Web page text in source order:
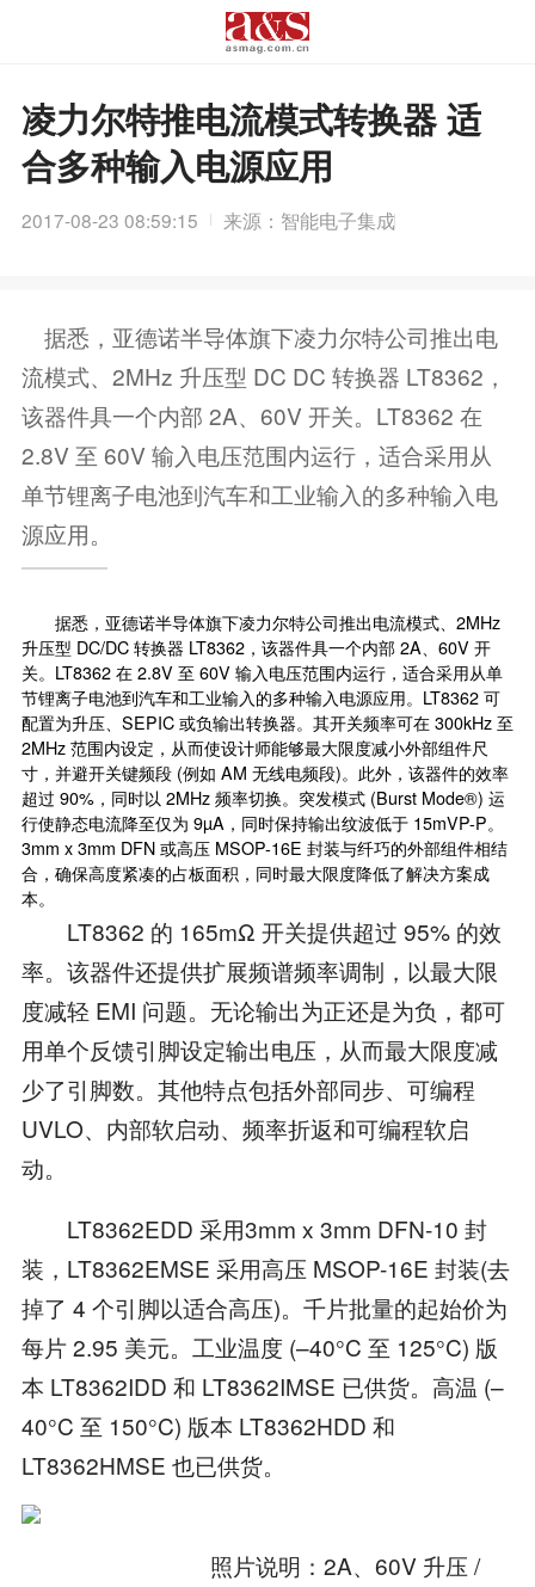
凌力尔特推电流模式转换器 适
合多种输入电源应用
2017-08-23 08:59:15 来源：智能电子集成
据悉，亚德诺半导体旗下凌力尔特公司推出电
流模式、2MHz 升压型 DC DC 转换器 LT8362，
该器件具一个内部 2A、60V 开关。LT8362 在
2.8V 至 60V 输入电压范围内运行，适合采用从
单节锂离子电池到汽车和工业输入的多种输入电
源应用。
据悉，亚德诺半导体旗下凌力尔特公司推出电流模式、2MHz
升压型 DC/DC 转换器 LT8362，该器件具一个内部 2A、60V 开
关。LT8362 在 2.8V 至 60V 输入电压范围内运行，适合采用从单
节锂离子电池到汽车和工业输入的多种输入电源应用。LT8362 可
配置为升压、SEPIC 或负输出转换器。其开关频率可在 300kHz 至
2MHz 范围内设定，从而使设计师能够最大限度减小外部组件尺
寸，并避开关键频段 (例如 AM 无线电频段)。此外，该器件的效率
超过 90%，同时以 2MHz 频率切换。突发模式 (Burst Mode®) 运
行使静态电流降至仅为 9µA，同时保持输出纹波低于 15mVP-P。
3mm x 3mm DFN 或高压 MSOP-16E 封装与纤巧的外部组件相结
合，确保高度紧凑的占板面积，同时最大限度降低了解决方案成
本。
LT8362 的 165mΩ 开关提供超过 95% 的效
率。该器件还提供扩展频谱频率调制，以最大限
度减轻 EMI 问题。无论输出为正还是为负，都可
用单个反馈引脚设定输出电压，从而最大限度减
少了引脚数。其他特点包括外部同步、可编程
UVLO、内部软启动、频率折返和可编程软启
动。
LT8362EDD 采用3mm x 3mm DFN-10 封
装，LT8362EMSE 采用高压 MSOP-16E 封装(去
掉了 4 个引脚以适合高压)。千片批量的起始价为
每片 2.95 美元。工业温度 (–40°C 至 125°C) 版
本 LT8362IDD 和 LT8362IMSE 已供货。高温 (–
40°C 至 150°C) 版本 LT8362HDD 和
LT8362HMSE 也已供货。
照片说明：2A、60V 升压 /